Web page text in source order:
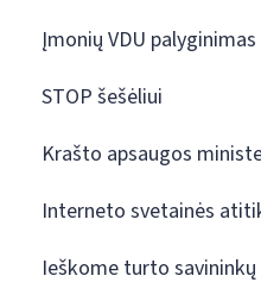
Įmonių VDU palyginimas
STOP šešėliui
Krašto apsaugos
Interneto svetainės
Ieškome turto savininkų